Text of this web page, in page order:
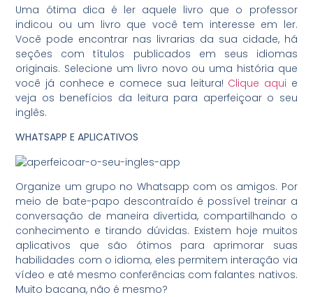
Uma ótima dica é ler aquele livro que o professor
indicou ou um livro que você tem interesse em ler.
Você pode encontrar nas livrarias da sua cidade, há
seções com títulos publicados em seus idiomas
originais. Selecione um livro novo ou uma história que
você já conhece e comece sua leitura! Clique aqui e
veja os benefícios da leitura para aperfeiçoar o seu
inglês.
WHATSAPP E APLICATIVOS
Organize um grupo no Whatsapp com os amigos. Por
meio de bate-papo descontraído é possível treinar a
conversação de maneira divertida, compartilhando o
conhecimento e tirando dúvidas. Existem hoje muitos
aplicativos que são ótimos para aprimorar suas
habilidades com o idioma, eles permitem interação via
vídeo e até mesmo conferências com falantes nativos.
Muito bacana, não é mesmo?